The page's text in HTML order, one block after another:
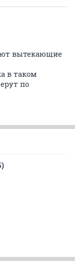
вытекающие
в таком
по